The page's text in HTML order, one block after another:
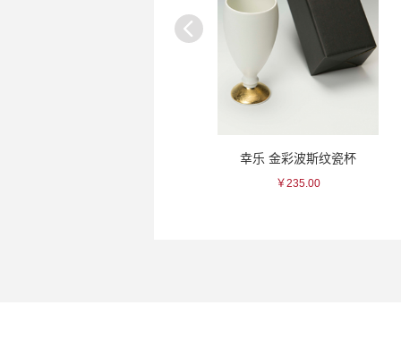
幸乐 金彩波斯纹瓷杯
￥235.00